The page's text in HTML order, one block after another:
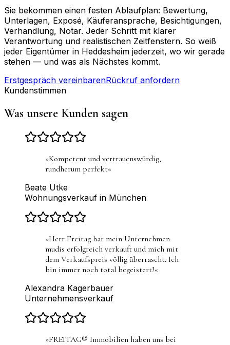
Sie bekommen einen festen Ablaufplan: Bewertung,
Unterlagen, Exposé, Käuferansprache, Besichtigungen,
Verhandlung, Notar. Jeder Schritt mit klarer
Verantwortung und realistischen Zeitfenstern. So weiß
jeder Eigentümer in Heddesheim jederzeit, wo wir gerade
stehen — und was als Nächstes kommt.
Erstgespräch vereinbarenRückruf anfordern
Kundenstimmen
Was unsere Kunden sagen
»Kompetent und vertrauenswürdig,
rundherum perfekt«
Beate Utke
Wohnungsverkauf in München
»Herr Freitag hat mein Unternehmen
mudis erfolgreich verkauft und mich mit
dem Verkaufspreis völlig überrascht. Ich
bin immer noch total begeistert!«
Alexandra Kagerbauer
Unternehmensverkauf
»FREITAG® Immobilien haben uns bei